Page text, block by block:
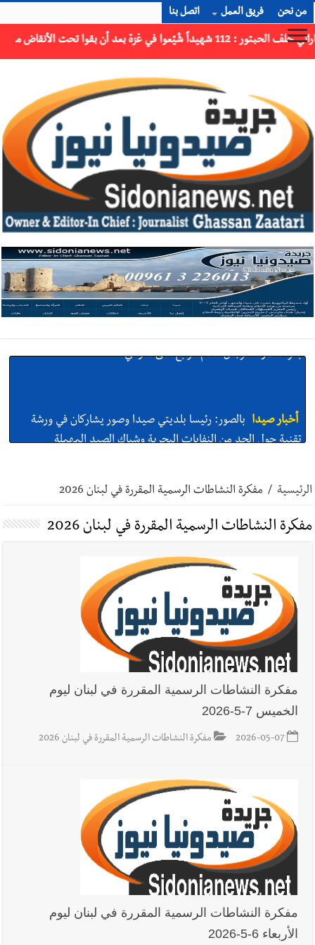
من نحن فريق العمل اتصل بنا
مؤسسة مياه لبنان الجنوبي : انخفاض التغذية بالمياه
في صيدا نتيجة الانقطاع المتكرر لخط الخدمات الكهربائي
أخبار صيدا مفرزة صيدا القضائية توقف ثلاثة أشخاص بجرائم
استدراج وابتزاز واعتداء جنسي على قاصر
أخبار لبنان
بالصور : قائد الجيش اللبناني العماد رودولف هيكل شدد
خلال استقباله قائد القوة المشتركة الألمانية اللواء Alexander
أخبار لبنان
الطقس غدا صيفي معتاد والحرارة ضمن معدلاتها
الموسمية
أخبار لبنان إنفجار مرفأ أم إنفجار دولة؟... كيف نحمي لبنان؟
الرئيسية / مفكرة النشاطات الرسمية المقررة في لبنان 2026
مفكرة النشاطات الرسمية المقررة في لبنان 2026
مفكرة النشاطات الرسمية المقررة في لبنان ليوم
الخميس 7-5-2026
2026-05-07 مفكرة النشاطات الرسمية المقررة في لبنان 2026
مفكرة النشاطات الرسمية المقررة في لبنان ليوم
الأربعاء 6-5-2026